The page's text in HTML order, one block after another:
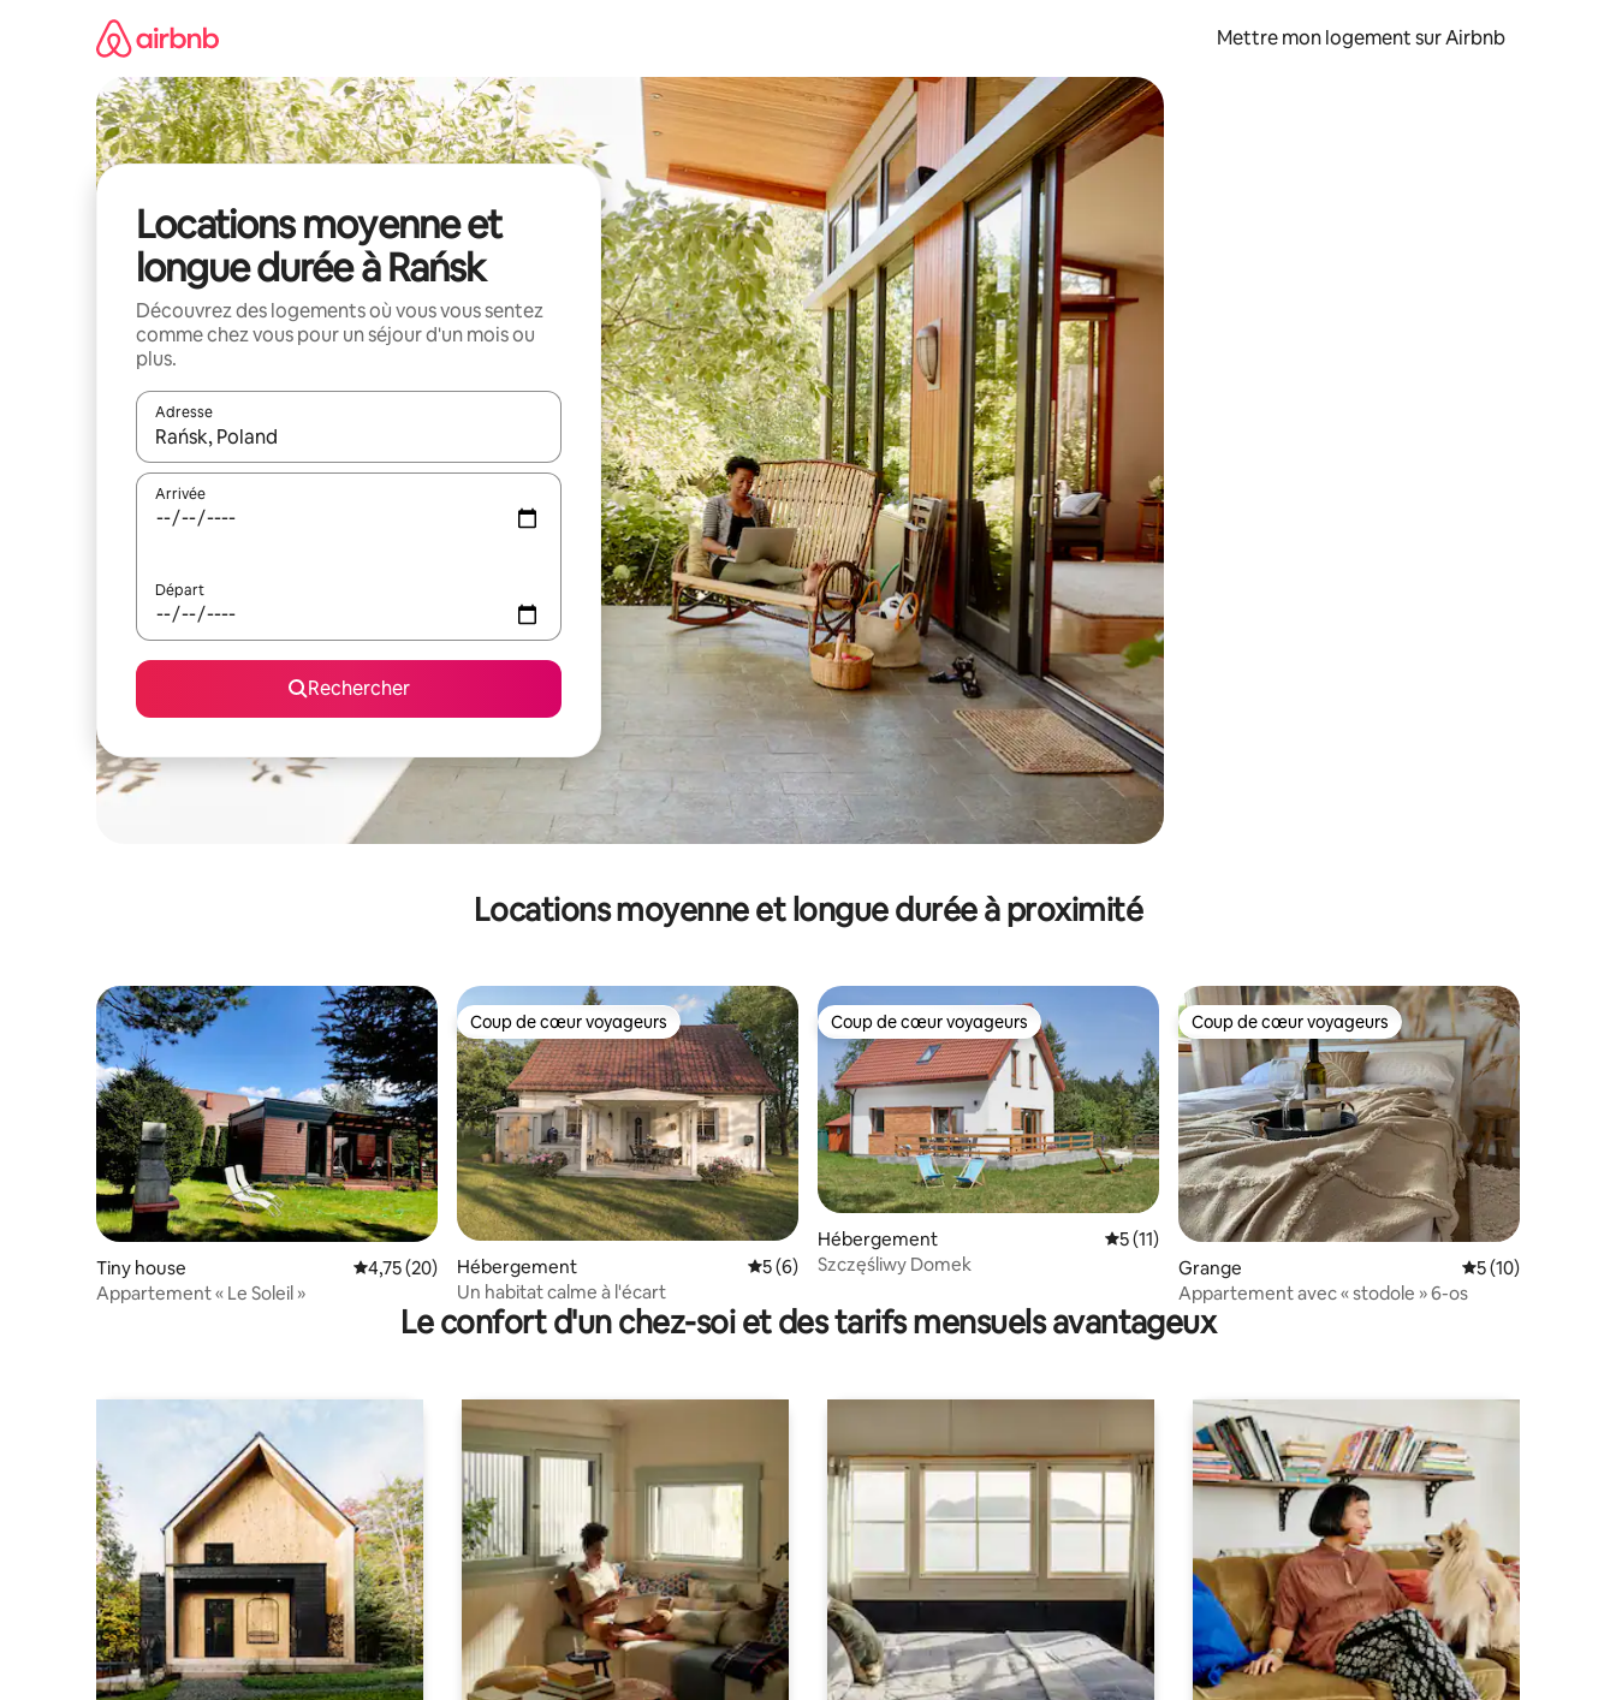
Mettre mon logement sur Airbnb
Locations moyenne et
longue durée à Rańsk
Découvrez des logements où vous vous sentez
comme chez vous pour un séjour d'un mois ou
plus.
Adresse
Lorsque les résultats s'affichent, utilisez les flèches vers le haut et vers le bas pour les parcourir ou en appuyant et en faisant glisser.
Arrivée
Départ
Rechercher
Locations moyenne et longue durée à proximité
Tiny house Évaluation moyenne sur la base de 20 commentaires : 4,75 sur 5
4,75 (20)
Appartement « Le Soleil »
Coup de cœur voyageurs
Coup de cœur voyageurs
Hébergement Évaluation moyenne sur la base de 6 commentaires : 5 sur 5
5 (6)
Un habitat calme à l'écart
Coup de cœur voyageurs
Coup de cœur voyageurs
Hébergement Évaluation moyenne sur la base de 11 commentaires : 5 sur 5
5 (11)
Szczęśliwy Domek
Coup de cœur voyageurs
Coup de cœur voyageurs
Grange Évaluation
5 (10)
Appartement avec « stodole » 6-os
Le confort d'un chez-soi et des tarifs mensuels avantageux